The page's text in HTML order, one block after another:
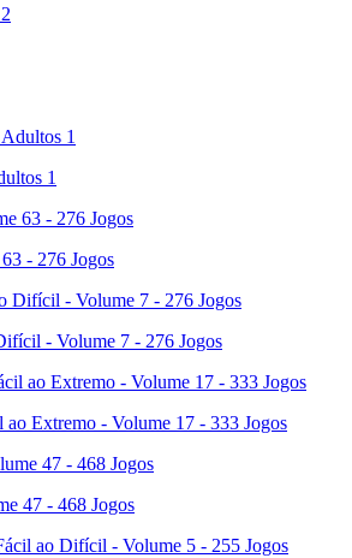
1
- 276 Jogos
- Volume 7 - 276 Jogos
Extremo - Volume 17 - 333 Jogos
47 - 468 Jogos